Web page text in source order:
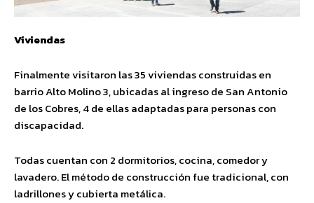
Viviendas
Finalmente visitaron las 35 viviendas construidas en
barrio Alto Molino 3, ubicadas al ingreso de San Antonio
de los Cobres, 4 de ellas adaptadas para personas con
discapacidad.
Todas cuentan con 2 dormitorios, cocina, comedor y
lavadero. El método de construcción fue tradicional, con
ladrillones y cubierta metálica.